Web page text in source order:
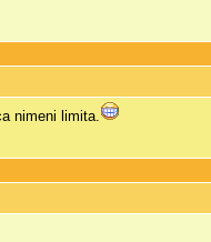
nimeni limita.